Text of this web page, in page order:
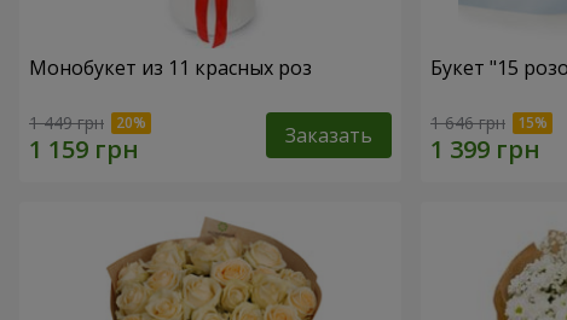
Монобукет из 11 красных роз
1 449 грн Заказать
Букет "15
1 646 грн